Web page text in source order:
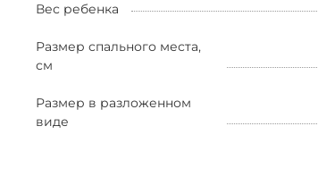
Вес ребенка
Размер спального места,
см
Размер в разложенном
виде